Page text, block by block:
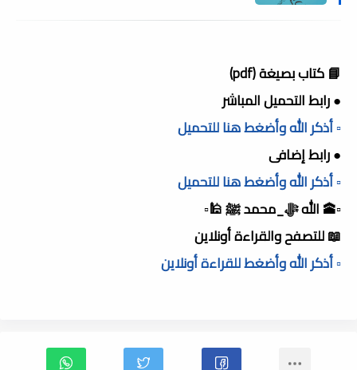
📘 كتاب بصيغة (pdf)
● رابط التحميل المباشر
▫️ أذكر الله وأضغط هنا للتحميل
● رابط إضافى
▫️ أذكر الله وأضغط هنا للتحميل
▫️🕋 الله ﷻ_محمد ﷺ 🕌▫️
📖 للتصفح والقراءة أونلاين
▫️ أذكر الله وأضغط للقراءة أونلاين